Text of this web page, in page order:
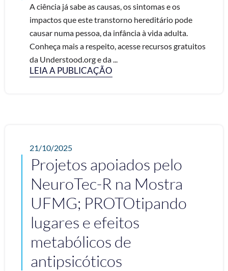
A ciência já sabe as causas, os sintomas e os
impactos que este transtorno hereditário pode
causar numa pessoa, da infância à vida adulta.
Conheça mais a respeito, acesse recursos gratuitos
da Understood.org e da ...
LEIA A PUBLICAÇÃO
21/10/2025
Projetos apoiados pelo
NeuroTec-R na Mostra
UFMG; PROTOtipando
lugares e efeitos
metabólicos de
antipsicóticos